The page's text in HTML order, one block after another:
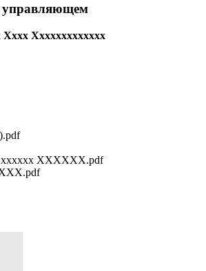
Xxxx Xxxxxxxxxxxxx
XXXXXX.pdf